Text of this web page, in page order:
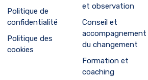
Politique de
confidentialité
Politique des
cookies
et observation
Conseil et
accompagnement
du changement
Formation et
coaching